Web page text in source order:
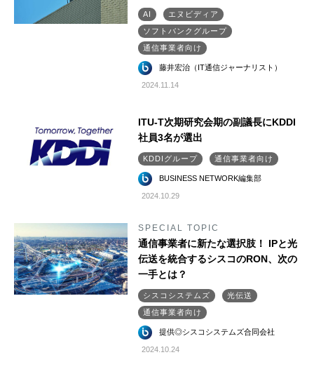
AI
エヌビディア
ソフトバンクグループ
通信事業者向け
藤井宏治（IT通信ジャーナリスト）
2024.11.14
ITU-T次期研究会期の副議長にKDDI
社員3名が選出
KDDIグループ 通信事業者向け
BUSINESS NETWORK編集部
2024.10.29
SPECIAL TOPIC
通信事業者に新たな選択肢！ IPと光
伝送を統合するシスコのRON、次の
一手とは？
シスコシステムズ
光伝送
通信事業者向け
提供◎シスコシステムズ合同会社
2024.10.24